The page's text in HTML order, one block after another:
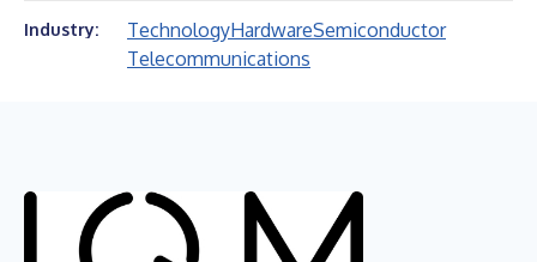
Industry: TechnologyHardwareSemiconductor
Telecommunications